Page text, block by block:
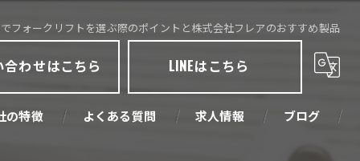
フォークリフトを選ぶ際のポイントと株式会社フレアのおすすめ製品
わせはこちら LINEはこちら
の特徴 よくある質問 求人情報 ブログ